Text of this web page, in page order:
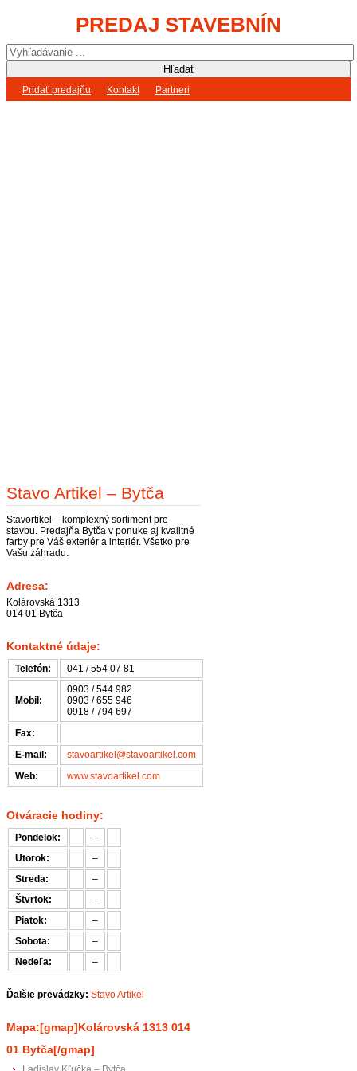
PREDAJ STAVEBNÍN
Pridať predajňu Kontakt Partneri
Stavo Artikel – Bytča
Stavortikel – komplexný sortiment pre
stavbu. Predajňa Bytča v ponuke aj kvalitné
farby pre Váš exteriér a interiér. Všetko pre
Vašu záhradu.
Adresa:
Kolárovská 1313
014 01 Bytča
Kontaktné údaje:
Telefón: 041 / 554 07 81
Mobil:
0903 / 544 982
0903 / 655 946
0918 / 794 697
Fax:
E-mail:
stavoartikel@stavoartikel.com
Web:
www.stavoartikel.com
Otváracie hodiny:
Pondelok:
–
Utorok:
–
Streda:
–
Štvrtok:
–
Piatok:
–
Sobota:
–
Nedeľa:
–
Ďalšie prevádzky: Stavo Artikel
Mapa:[gmap]Kolárovská 1313 014
01 Bytča[/gmap]